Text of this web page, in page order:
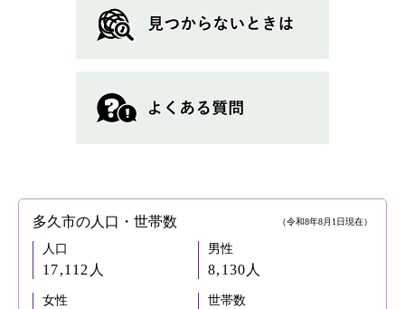
多久市の人口・世帯数 （令和8年8月1日現在）
人口
17,112人
男性
8,130人
女性 世帯数